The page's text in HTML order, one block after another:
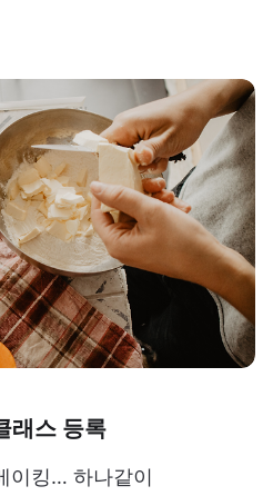
래스 등록
이킹… 하나같이